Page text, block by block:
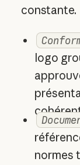
constante.
logo
normes